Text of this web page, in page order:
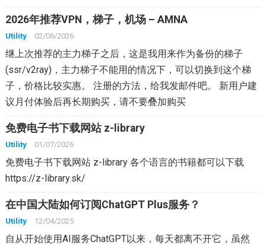
2026年推荐VPN，梯子，机场 – AMNA
Utility 02/06/2026
继上次推荐的主力梯子之后，这是我用来作为备份的梯子
(ssr/v2ray)，主力梯子不能用的情况下，可以切换到这个梯
子，价格比较实惠。 注册的方法，给我发邮件吧。 新用户建
议月付体验后再长期购买，请不要叠加购买
免费电子书下载网站 z-library
Utility 01/07/2026
免费电子书下载网站 z-library 各个语言的书籍都可以下载
https://z-library.sk/
在中国大陆如何订阅ChatGPT Plus服务？
Utility 12/04/2025
自从开始使用AI服务ChatGPT以来，每天都离不开它，虽然